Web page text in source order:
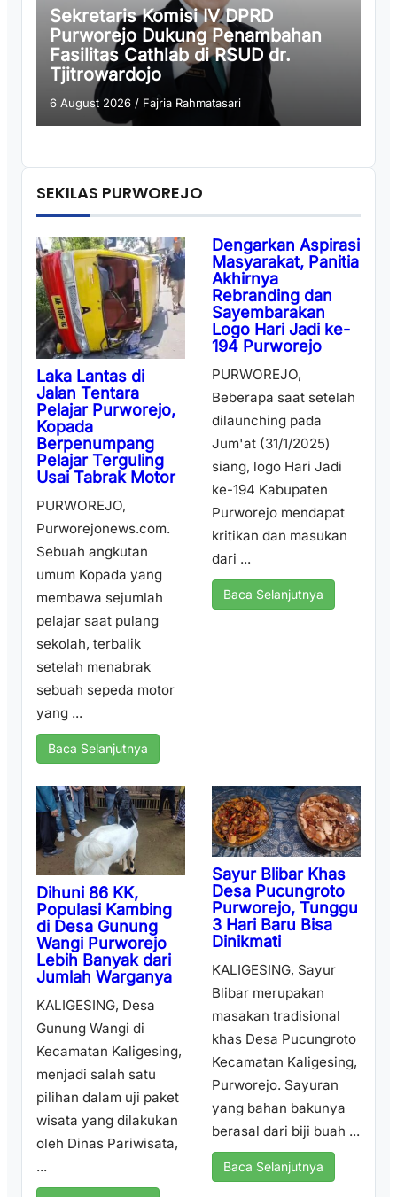
Sekretaris Komisi IV DPRD
Purworejo Dukung Penambahan
Fasilitas Cathlab di RSUD dr.
Tjitrowardojo
6 August 2026 / Fajria Rahmatasari
SEKILAS PURWOREJO
Laka Lantas di
Jalan Tentara
Pelajar Purworejo,
Kopada
Berpenumpang
Pelajar Terguling
Usai Tabrak Motor
PURWOREJO,
Purworejonews.com.
Sebuah angkutan
umum Kopada yang
membawa sejumlah
pelajar saat pulang
sekolah, terbalik
setelah menabrak
sebuah sepeda motor
yang ...
Baca Selanjutnya
Dengarkan Aspirasi
Masyarakat, Panitia
Akhirnya
Rebranding dan
Sayembarakan
Logo Hari Jadi ke-
194 Purworejo
PURWOREJO,
Beberapa saat setelah
dilaunching pada
Jum'at (31/1/2025)
siang, logo Hari Jadi
ke-194 Kabupaten
Purworejo mendapat
kritikan dan masukan
dari ...
Baca Selanjutnya
Dihuni 86 KK,
Populasi Kambing
di Desa Gunung
Wangi Purworejo
Lebih Banyak dari
Jumlah Warganya
KALIGESING, Desa
Gunung Wangi di
Kecamatan Kaligesing,
menjadi salah satu
pilihan dalam uji paket
wisata yang dilakukan
oleh Dinas Pariwisata,
...
Sayur Blibar Khas
Desa Pucungroto
Purworejo, Tunggu
3 Hari Baru Bisa
Dinikmati
KALIGESING, Sayur
Blibar merupakan
masakan tradisional
khas Desa Pucungroto
Kecamatan Kaligesing,
Purworejo. Sayuran
yang bahan bakunya
berasal dari biji buah ...
Baca Selanjutnya